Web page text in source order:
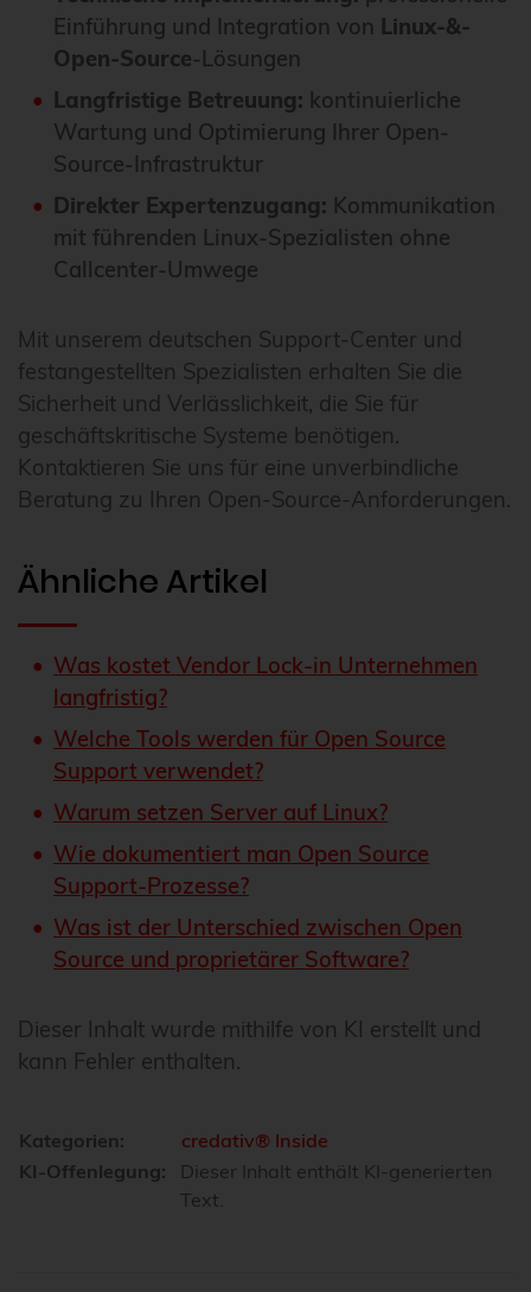
Einführung und Integration von Linux-&-
Open-Source-Lösungen
Langfristige Betreuung: kontinuierliche
Wartung und Optimierung Ihrer Open-
Source-Infrastruktur
Direkter Expertenzugang: Kommunikation
mit führenden Linux-Spezialisten ohne
Callcenter-Umwege
Mit unserem deutschen Support-Center und
festangestellten Spezialisten erhalten Sie die
Sicherheit und Verlässlichkeit, die Sie für
geschäftskritische Systeme benötigen.
Kontaktieren Sie uns für eine unverbindliche
Beratung zu Ihren Open-Source-Anforderungen.
Ähnliche Artikel
Was kostet Vendor Lock-in Unternehmen
langfristig?
Welche Tools werden für Open Source
Support verwendet?
Warum setzen Server auf Linux?
Wie dokumentiert man Open Source
Support-Prozesse?
Was ist der Unterschied zwischen Open
Source und proprietärer Software?
Dieser Inhalt wurde mithilfe von KI erstellt und
kann Fehler enthalten.
Kategorien:
credativ® Inside
KI-Offenlegung:
Dieser Inhalt enthält KI-generierten
Text.